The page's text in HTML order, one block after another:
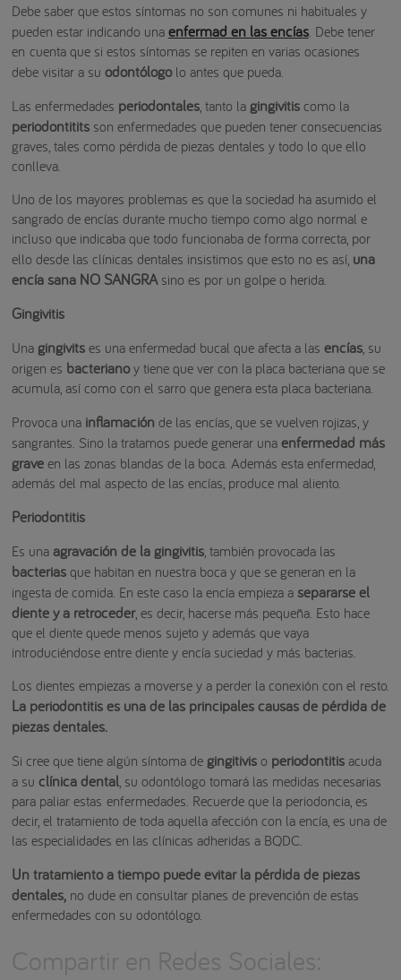
Debe saber que estos síntomas no son comunes ni habituales y
pueden estar indicando una enfermad en las encías. Debe tener
en cuenta que si estos síntomas se repiten en varias ocasiones
debe visitar a su odontólogolo antes que pueda.
Las enfermedades periodontales, tanto la gingivitiscomo la
periodontititsson enfermedades que pueden tener consecuencias
graves, tales como pérdida de piezas dentales y todo lo que ello
conlleva.
Uno de los mayores problemas es que la sociedad ha asumido el
sangrado de encías durante mucho tiempo como algo normal e
incluso que indicaba que todo funcionaba de forma correcta, por
ello desde las clínicas dentales insistimos que esto no es así, una
encía sana NO SANGRAsino es por un golpe o herida.
Gingivitis
Una gingivitses una enfermedad bucal que afecta a las encías, su
origen es bacterianoy tiene que ver con la placa bacteriana que se
acumula, así como con el sarro que genera esta placa bacteriana.
Provoca una inflamación de las encías, que se vuelven rojizas, y
sangrantes. Sino la tratamos puede generar unaenfermedad más
graveen las zonas blandas de la boca. Además esta enfermedad,
además del mal aspecto de las encías, produce mal aliento.
Periodontitis
Es una agravación de la gingivitis, también provocada las
bacteriasque habitan en nuestra boca y que se generan en la
ingesta de comida. En este caso la encía empieza a separarse el
diente y a retroceder, es decir, hacerse más pequeña. Esto hace
que el diente quede menos sujeto y además que vaya
introduciéndose entre diente y encía suciedad y más bacterias.
Los dientes empiezas a moverse y a perder la conexión con el resto.
La periodontitis es una de las principales causas de pérdida de
piezas dentales.
Si cree que tiene algún síntoma de gingitiviso periodontitisacuda
a su clínica dental, su odontólogo tomará las medidas necesarias
para paliar estas enfermedades. Recuerde que la periodoncia, es
decir, el tratamiento de toda aquella afección con la encía, es una de
las especialidades en las clínicas adheridas a BQDC.
Un tratamiento a tiempo puede evitar la pérdida de piezas
dentales,no dude en consultar planes de prevención de estas
enfermedades con su odontólogo.